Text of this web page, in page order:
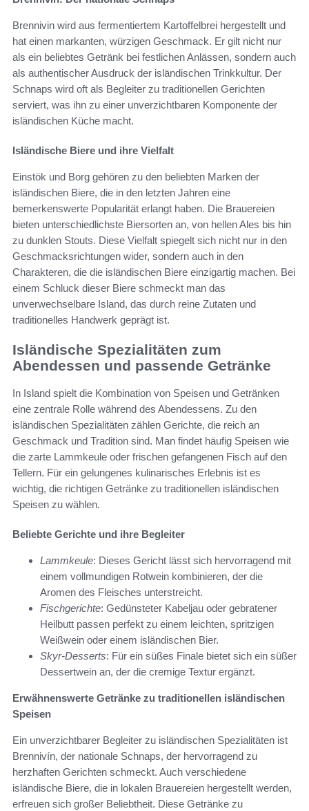
Brennivin wird aus fermentiertem Kartoffelbrei hergestellt und
hat einen markanten, würzigen Geschmack. Er gilt nicht nur
als ein beliebtes Getränk bei festlichen Anlässen, sondern auch
als authentischer Ausdruck der isländischen Trinkkultur. Der
Schnaps wird oft als Begleiter zu traditionellen Gerichten
serviert, was ihn zu einer unverzichtbaren Komponente der
isländischen Küche macht.
Isländische Biere und ihre Vielfalt
Einstök und Borg gehören zu den beliebten Marken der
isländischen Biere, die in den letzten Jahren eine
bemerkenswerte Popularität erlangt haben. Die Brauereien
bieten unterschiedlichste Biersorten an, von hellen Ales bis hin
zu dunklen Stouts. Diese Vielfalt spiegelt sich nicht nur in den
Geschmacksrichtungen wider, sondern auch in den
Charakteren, die die isländischen Biere einzigartig machen. Bei
einem Schluck dieser Biere schmeckt man das
unverwechselbare Island, das durch reine Zutaten und
traditionelles Handwerk geprägt ist.
Isländische Spezialitäten zum
Abendessen und passende Getränke
In Island spielt die Kombination von Speisen und Getränken
eine zentrale Rolle während des Abendessens. Zu den
isländischen Spezialitäten zählen Gerichte, die reich an
Geschmack und Tradition sind. Man findet häufig Speisen wie
die zarte Lammkeule oder frischen gefangenen Fisch auf den
Tellern. Für ein gelungenes kulinarisches Erlebnis ist es
wichtig, die richtigen Getränke zu traditionellen isländischen
Speisen zu wählen.
Beliebte Gerichte und ihre Begleiter
Lammkeule: Dieses Gericht lässt sich hervorragend mit
einem vollmundigen Rotwein kombinieren, der die
Aromen des Fleisches unterstreicht.
Fischgerichte: Gedünsteter Kabeljau oder gebratener
Heilbutt passen perfekt zu einem leichten, spritzigen
Weißwein oder einem isländischen Bier.
Skyr-Desserts: Für ein süßes Finale bietet sich ein süßer
Dessertwein an, der die cremige Textur ergänzt.
Erwähnenswerte Getränke zu traditionellen isländischen
Speisen
Ein unverzichtbarer Begleiter zu isländischen Spezialitäten ist
Brennivín, der nationale Schnaps, der hervorragend zu
herzhaften Gerichten schmeckt. Auch verschiedene
isländische Biere, die in lokalen Brauereien hergestellt werden,
erfreuen sich großer Beliebtheit. Diese Getränke zu